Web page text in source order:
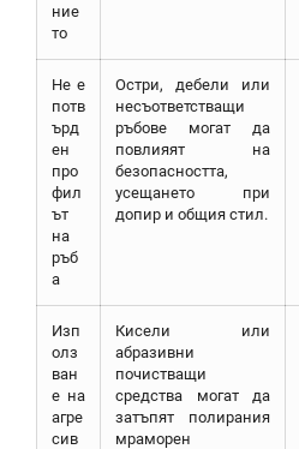
ние
то
Не е
потв
ърд
ен
про
фил
ът
на
ръб
а
Остри, дебели или
несъответстващи
ръбове могат да
повлияят на
безопасността,
усещането при
допир и общия стил.
Изп
олз
ван
е на
агре
сив
Кисели или
абразивни
почистващи
средства могат да
затъпят полирания
мраморен